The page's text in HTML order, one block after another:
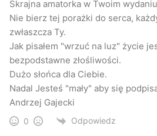
Skrajna amatorka w Twoim
Nie bierz tej porażki do serca,
zwłaszcza Ty.
Jak pisałem "wrzuć na luz" życie
bezpodstawne złośliwości.
Dużo słońca dla Ciebie.
Nadal Jesteś "mały" aby się
Andrzej Gajecki
0 Odpowiedz